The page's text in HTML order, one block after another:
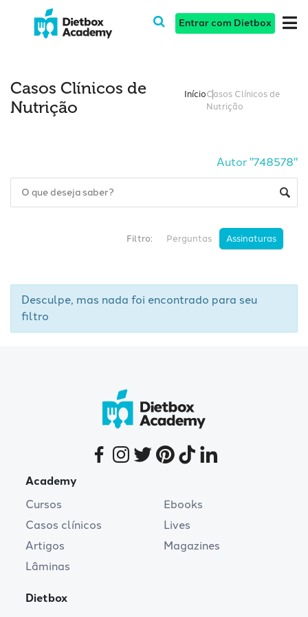
Entrar com Dietbox
Casos Clínicos de
Nutrição
InícioCasos Clínicos de
Nutrição
Autor "748578"
Filtro: Perguntas Assinaturas
Desculpe, mas nada foi encontrado para seu
filtro
Academy
Cursos
Casos clínicos
Artigos
Lâminas
Ebooks
Lives
Magazines
Dietbox